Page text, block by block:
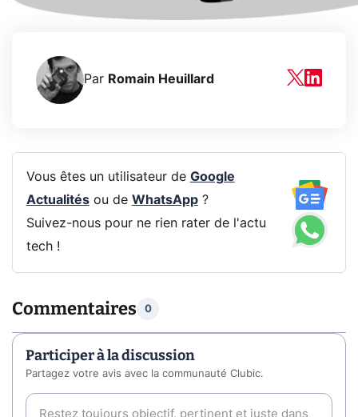
Par Romain Heuillard
Vous êtes un utilisateur de Google
Actualitésou de WhatsApp?
Suivez-nous pour ne rien rater de l'actu
tech !
Commentaires 0
Participer à la discussion
Partagez votre avis avec la communauté Clubic.